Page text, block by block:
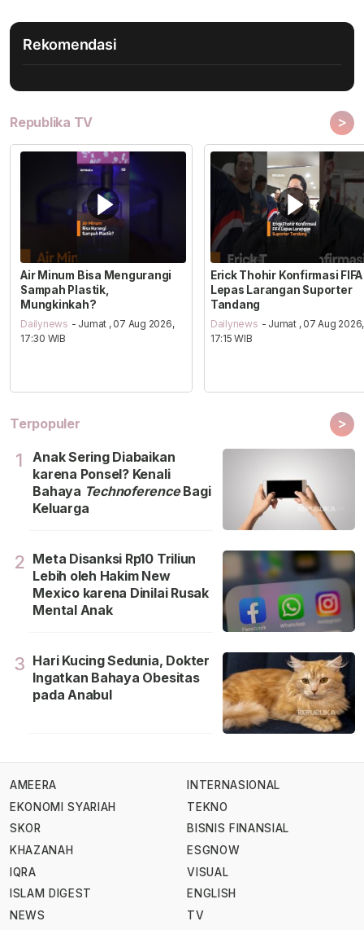
Rekomendasi
Republika TV >
Air Minum Bisa Mengurangi
Sampah Plastik,
Mungkinkah?
Dailynews - Jumat , 07 Aug 2026,
17:30 WIB
Erick Thohir Konfirmasi FIFA
Lepas Larangan Suporter
Tandang
Dailynews - Jumat , 07 Aug 2026,
17:15 WIB
Terpopuler >
1
Anak Sering Diabaikan
karena Ponsel? Kenali
Bahaya TechnoferenceBagi
Keluarga
2 Meta Disanksi Rp10 Triliun
Lebih oleh Hakim New
Mexico karena Dinilai Rusak
Mental Anak
3 Hari Kucing Sedunia, Dokter
Ingatkan Bahaya Obesitas
pada Anabul
AMEERA
EKONOMI SYARIAH
SKOR
KHAZANAH
IQRA
ISLAM DIGEST
NEWS
INTERNASIONAL
TEKNO
BISNIS FINANSIAL
ESGNOW
VISUAL
ENGLISH
TV